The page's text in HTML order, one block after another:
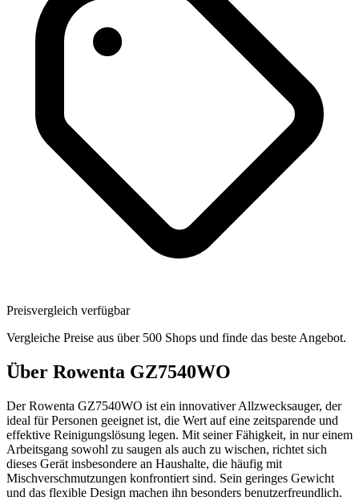
Preisvergleich verfügbar
Vergleiche Preise aus über 500 Shops und finde das beste Angebot.
Über Rowenta GZ7540WO
Der Rowenta GZ7540WO ist ein innovativer Allzwecksauger, der
ideal für Personen geeignet ist, die Wert auf eine zeitsparende und
effektive Reinigungslösung legen. Mit seiner Fähigkeit, in nur einem
Arbeitsgang sowohl zu saugen als auch zu wischen, richtet sich
dieses Gerät insbesondere an Haushalte, die häufig mit
Mischverschmutzungen konfrontiert sind. Sein geringes Gewicht
und das flexible Design machen ihn besonders benutzerfreundlich.